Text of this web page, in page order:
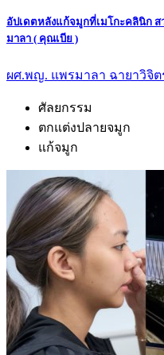
อัปเดตหลังแก้จมูกที่เมโกะคลินิก
มาลา ( คุณเบีย )
ผศ.พญ. แพรมาลา ฉายาวิจิต
ศัลยกรรม
ตกแต่งปลายจมูก
แก้จมูก